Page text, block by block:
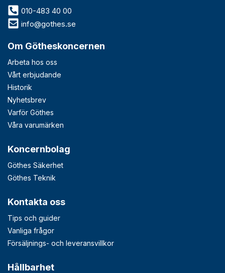
010-483 40 00
info@gothes.se
Om Götheskoncernen
Arbeta hos oss
Vårt erbjudande
Historik
Nyhetsbrev
Varför Göthes
Våra varumärken
Koncernbolag
Göthes Säkerhet
Göthes Teknik
Kontakta oss
Tips och guider
Vanliga frågor
Försäljnings- och leveransvillkor
Hållbarhet